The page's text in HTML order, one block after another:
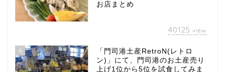
お店まとめ
40125 view
6
「門司港土産RetroN(レトロ
ン)」にて、門司港のお土産売り
上げ1位から5位を試食してみま